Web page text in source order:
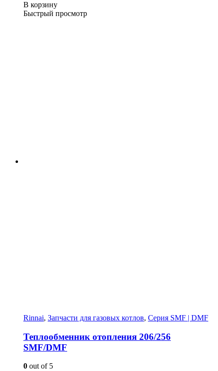
В корзину
Быстрый просмотр
Rinnai, Запчасти для газовых котлов, Серия SMF | DMF
Теплообменник отопления 206/256
SMF/DMF
0 out of 5